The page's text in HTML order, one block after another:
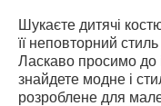
Шукаєте дитячі
її неповторний
Ласкаво просимо до
знайдете модне і
розроблене для